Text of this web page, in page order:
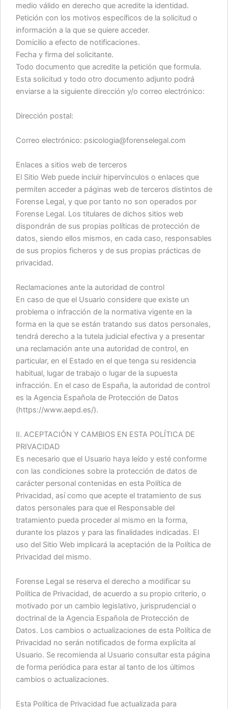
medio válido en derecho que acredite la identidad.
Petición con los motivos específicos de la solicitud o
información a la que se quiere acceder.
Domicilio a efecto de notificaciones.
Fecha y firma del solicitante.
Todo documento que acredite la petición que formula.
Esta solicitud y todo otro documento adjunto podrá
enviarse a la siguiente dirección y/o correo electrónico:
Dirección postal:
Correo electrónico: psicologia@forenselegal.com
Enlaces a sitios web de terceros
El Sitio Web puede incluir hipervínculos o enlaces que
permiten acceder a páginas web de terceros distintos de
Forense Legal, y que por tanto no son operados por
Forense Legal. Los titulares de dichos sitios web
dispondrán de sus propias políticas de protección de
datos, siendo ellos mismos, en cada caso, responsables
de sus propios ficheros y de sus propias prácticas de
privacidad.
Reclamaciones ante la autoridad de control
En caso de que el Usuario considere que existe un
problema o infracción de la normativa vigente en la
forma en la que se están tratando sus datos personales,
tendrá derecho a la tutela judicial efectiva y a presentar
una reclamación ante una autoridad de control, en
particular, en el Estado en el que tenga su residencia
habitual, lugar de trabajo o lugar de la supuesta
infracción. En el caso de España, la autoridad de control
es la Agencia Española de Protección de Datos
(https://www.aepd.es/).
II. ACEPTACIÓN Y CAMBIOS EN ESTA POLÍTICA DE
PRIVACIDAD
Es necesario que el Usuario haya leído y esté conforme
con las condiciones sobre la protección de datos de
carácter personal contenidas en esta Política de
Privacidad, así como que acepte el tratamiento de sus
datos personales para que el Responsable del
tratamiento pueda proceder al mismo en la forma,
durante los plazos y para las finalidades indicadas. El
uso del Sitio Web implicará la aceptación de la Política de
Privacidad del mismo.
Forense Legal se reserva el derecho a modificar su
Política de Privacidad, de acuerdo a su propio criterio, o
motivado por un cambio legislativo, jurisprudencial o
doctrinal de la Agencia Española de Protección de
Datos. Los cambios o actualizaciones de esta Política de
Privacidad no serán notificados de forma explícita al
Usuario. Se recomienda al Usuario consultar esta página
de forma periódica para estar al tanto de los últimos
cambios o actualizaciones.
Esta Política de Privacidad fue actualizada para